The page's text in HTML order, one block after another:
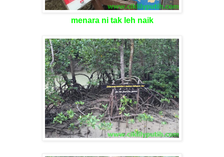
menara ni tak leh naik